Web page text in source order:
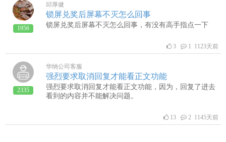
1956
邱厚健
锁屏兑奖后屏幕不灭怎么回事
锁屏兑奖后屏幕不灭怎么回事，有没有高手指点一下
3 1 1123天前
2335
华纳公司客服
强烈要求取消回复才能看正文功能
强烈要求取消回复才能看正文功能，因为，回复了进去
看到的内容并不能解决问题。
13 2 1145天前